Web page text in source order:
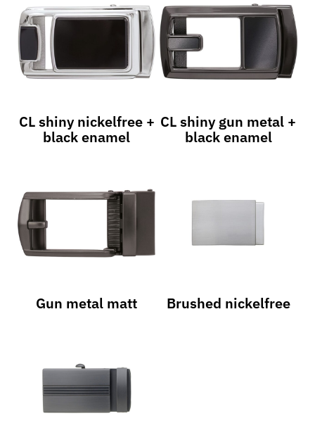
CL shiny nickelfree +
black enamel
CL shiny gun metal +
black enamel
Gun metal matt Brushed nickelfree